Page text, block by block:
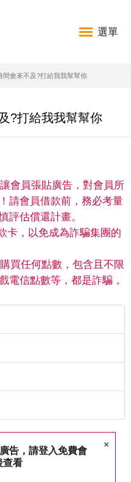
選單
間會來不及?打給我我幫幫你
?打給我我幫幫你
會員張貼廣告，對會員所
請會員借款前，務必考量
評估償還計畫。
卡，以免成為詐騙集團的
買任何點數，包含且不限
電信點數等，都是詐騙，
×
告，請登入免費會
查看